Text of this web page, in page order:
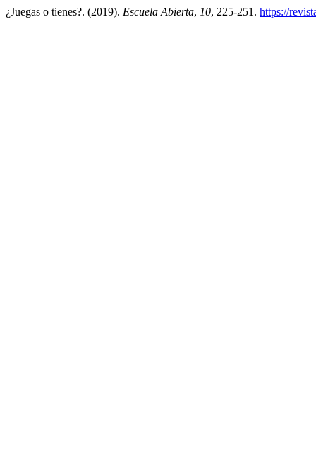
¿Juegas o tienes?. (2019). Escuela Abierta, 10, 225-251. https://